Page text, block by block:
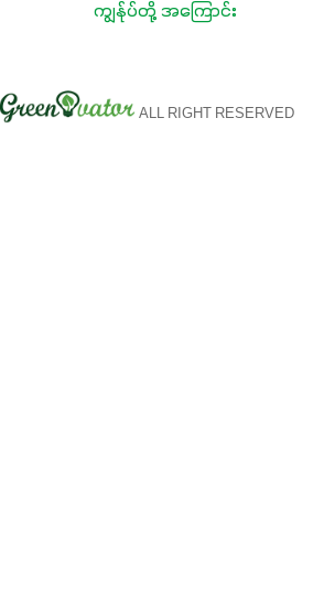
ကျွန်ုပ်တို့ အကြောင်း
ALL RIGHT RESERVED